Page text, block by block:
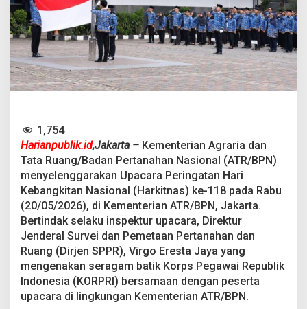
e
n
t
e
r
i
a
n
/
P
N
K
o
b
a
r
k
a
n
e
1,754
Harianpublik.id,​Jakarta – Kementerian Agraria dan
Tata Ruang/Badan Pertanahan Nasional (ATR/BPN)
menyelenggarakan Upacara Peringatan Hari
Kebangkitan Nasional (Harkitnas) ke-118 pada Rabu
(20/05/2026), di Kementerian ATR/BPN, Jakarta.
Bertindak selaku inspektur upacara, Direktur
Jenderal Survei dan Pemetaan Pertanahan dan
Ruang (Dirjen SPPR), Virgo Eresta Jaya yang
mengenakan seragam batik Korps Pegawai Republik
Indonesia (KORPRI) bersamaan dengan peserta
upacara di lingkungan Kementerian ATR/BPN.